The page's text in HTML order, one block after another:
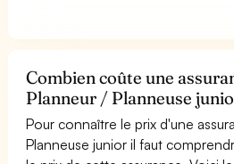
Combien coûte une
Planneur / Planneuse
Pour connaître le prix d'une
Planneuse junior il faut